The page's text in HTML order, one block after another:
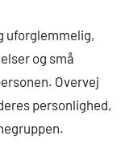
uforglemmelig,
og små
Overvej
personlighed,